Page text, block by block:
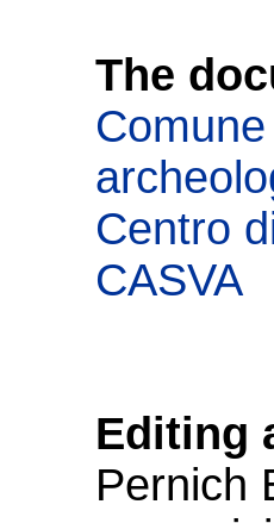
The
Centro
CASVA
Editing
Pernich